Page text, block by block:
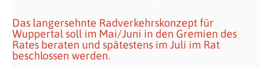
Das langersehnte Radverkehrskonzept für
Wuppertal soll im Mai/Juni in den Gremien des
Rates beraten und spätestens im Juli im Rat
beschlossen werden.